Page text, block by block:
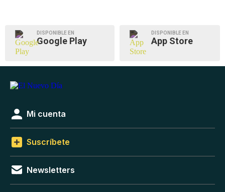
DISPONIBLE EN
Google Play
DISPONIBLE EN
App Store
Mi cuenta
Suscríbete
Newsletters